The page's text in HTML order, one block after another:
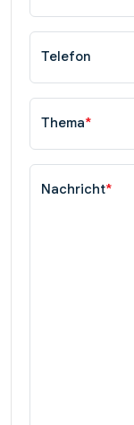
Telefon
Thema*
Nachricht*